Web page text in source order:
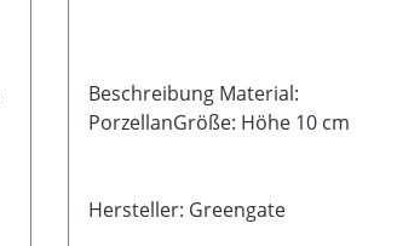
Beschreibung Material:
PorzellanGröße: Höhe 10 cm
Hersteller: Greengate